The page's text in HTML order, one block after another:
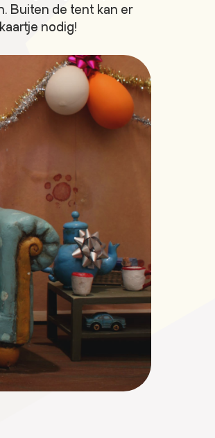
Buiten de tent kan er
nodig!